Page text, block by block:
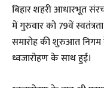
बिहार शहरी आधारभूत
में गुरुवार को 79वें
समारोह की शुरुआत निगम
ध्वजारोहण के साथ हुई।